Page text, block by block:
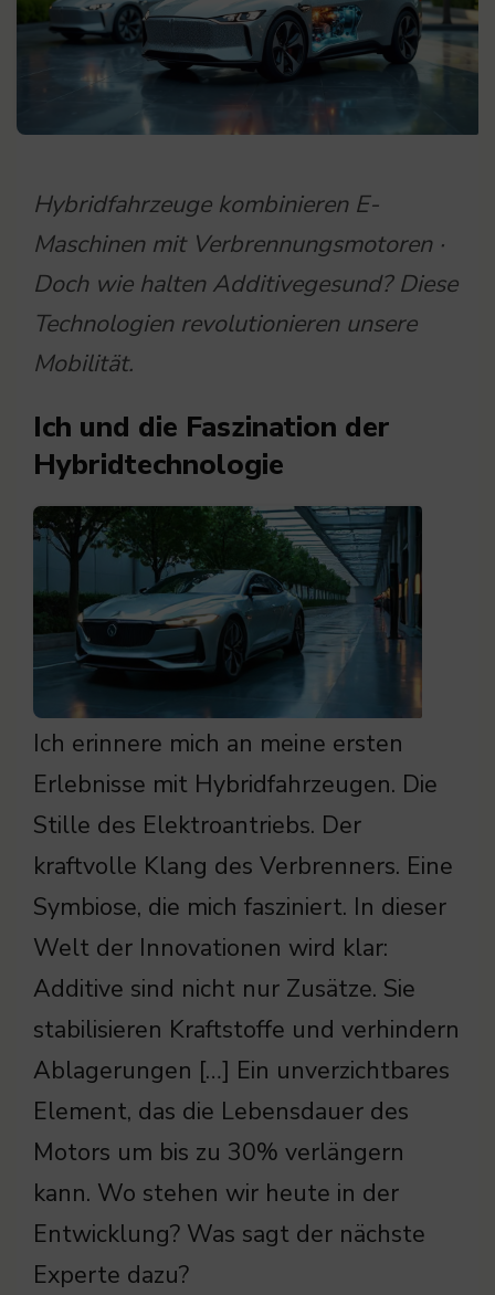
Hybridfahrzeuge kombinieren E-
Maschinen mit Verbrennungsmotoren ·
Doch wie halten Additivegesund? Diese
Technologien revolutionieren unsere
Mobilität.
Ich und die Faszination der
Hybridtechnologie
Ich erinnere mich an meine ersten
Erlebnisse mit Hybridfahrzeugen. Die
Stille des Elektroantriebs. Der
kraftvolle Klang des Verbrenners. Eine
Symbiose, die mich fasziniert. In dieser
Welt der Innovationen wird klar:
Additive sind nicht nur Zusätze. Sie
stabilisieren Kraftstoffe und verhindern
Ablagerungen […] Ein unverzichtbares
Element, das die Lebensdauer des
Motors um bis zu 30% verlängern
kann. Wo stehen wir heute in der
Entwicklung? Was sagt der nächste
Experte dazu?